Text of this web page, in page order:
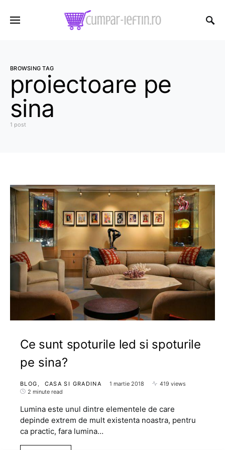
BROWSING TAG
proiectoare pe
sina
1 post
Ce sunt spoturile led si spoturile
pe sina?
BLOG CASA SI GRADINA 1 martie 2018
419 views
2 minute read
Lumina este unul dintre elementele de care
depinde extrem de mult existenta noastra, pentru
ca practic, fara lumina…